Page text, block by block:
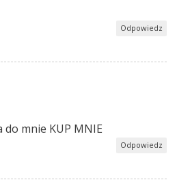
Odpowiedz
do mnie KUP MNIE
Odpowiedz